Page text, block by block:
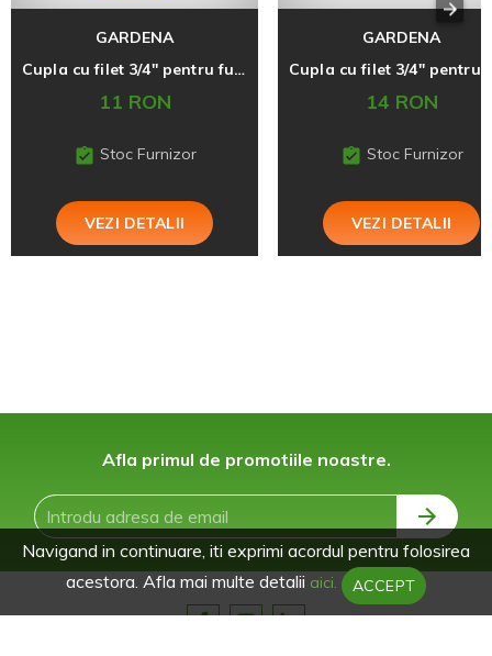
GARDENA
Cupla cu filet 3/4'' pentru furtun 1/2"
11 RON
Stoc Furnizor
VEZI DETALII
GARDENA
14 RON
Stoc Furnizor
VEZI DETALII
Afla primul de promotiile noastre.
Navigand in continuare, iti exprimi acordul pentru folosirea
acestora. Afla mai multe detalii aici. ACCEPT